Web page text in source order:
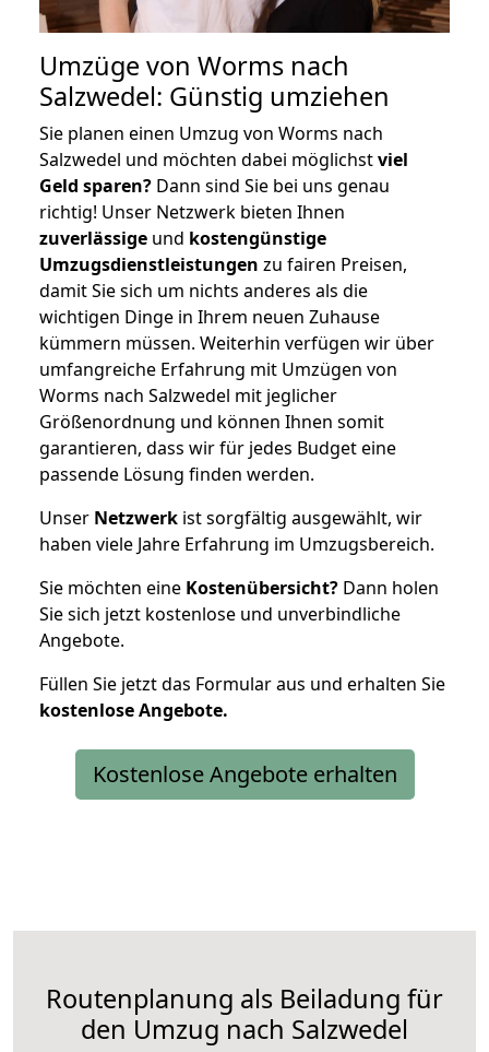
Umzüge von Worms nach
Salzwedel: Günstig umziehen
Sie planen einen Umzug von Worms nach
Salzwedel und möchten dabei möglichstviel
Geld sparen? Dann sind Sie bei uns genau
richtig! Unser Netzwerk bieten Ihnen
zuverlässige und kostengünstige
Umzugsdienstleistungen zu fairen Preisen,
damit Sie sich um nichts anderes als die
wichtigen Dinge in Ihrem neuen Zuhause
kümmern müssen. Weiterhin verfügen wir über
umfangreiche Erfahrung mit Umzügen von
Worms nach Salzwedel mit jeglicher
Größenordnung und können Ihnen somit
garantieren, dass wir für jedes Budget eine
passende Lösung finden werden.
Unser Netzwerk ist sorgfältig ausgewählt, wir
haben viele Jahre Erfahrung im Umzugsbereich.
Sie möchten eine Kostenübersicht? Dann holen
Sie sich jetzt kostenlose und unverbindliche
Angebote.
Füllen Sie jetzt das Formular aus und erhalten Sie
kostenloseAngebote.
Kostenlose Angebote erhalten
Routenplanung als Beiladung für
den Umzug nach Salzwedel